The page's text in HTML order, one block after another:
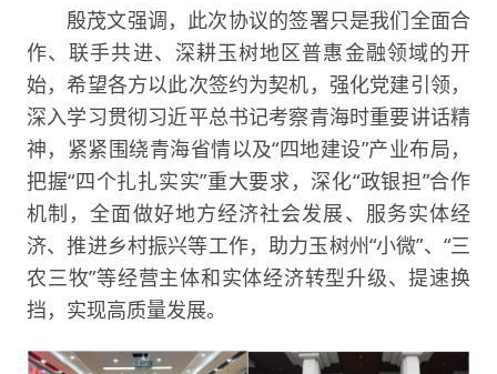
殷茂文强调，此次协议的签署只是我们全面合
作、联手共进、深耕玉树地区普惠金融领域的开
始，希望各方以此次签约为契机，强化党建引领，
深入学习贯彻习近平总书记考察青海时重要讲话精
神，紧紧围绕青海省情以及“四地建设”产业布局，
把握“四个扎扎实实”重大要求，深化“政银担”合作
机制，全面做好地方经济社会发展、服务实体经
济、推进乡村振兴等工作，助力玉树州“小微”、“三
农三牧”等经营主体和实体经济转型升级、提速换
挡，实现高质量发展。